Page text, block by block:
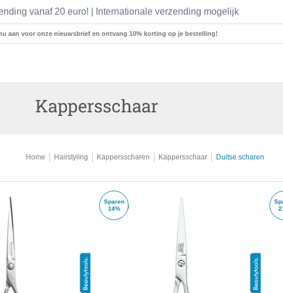
vanaf 20 euro! | Internationale verzending mogelijk
Instrumenten Pincetten Scharen Contact
aan voor onze nieuwsbrief en ontvang 10% korting op je bestelling!
Kappersschaar
Home Hairstyling Kappersscharen Kappersschaar Duitse scharen
Sparen
14%